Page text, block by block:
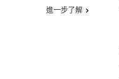
進一步了解